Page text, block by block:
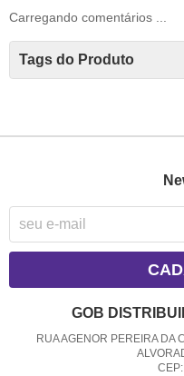
Carregando comentários ...
Tags do Produto
GOB
RUA AGENOR PEREIRA DA